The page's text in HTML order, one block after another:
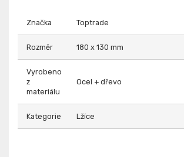
Značka Toptrade
Rozměr 180 x 130 mm
Vyrobeno
z
materiálu
Ocel + dřevo
Kategorie Lžíce